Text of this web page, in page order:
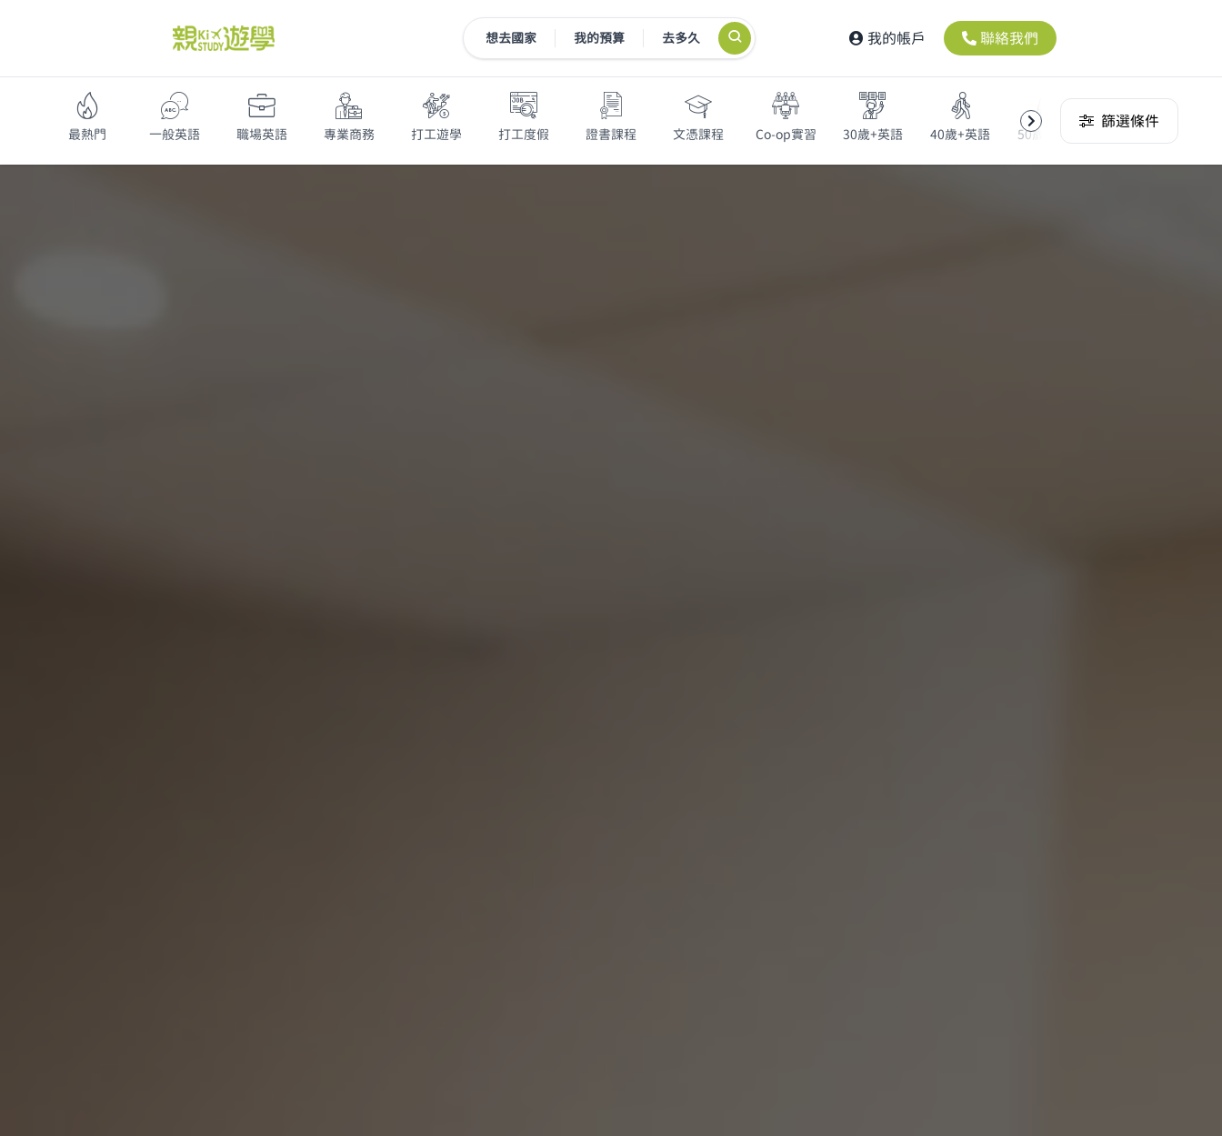
想去國家 我的預算 去多久 我的帳戶 聯絡我們
最熱門 一般英語 職場英語 專業商務 打工遊學 打工度假 證書課程 文憑課程 Co-op實習 30歲+英語 40歲+英語 50歲+英語 線上課程
篩選條件